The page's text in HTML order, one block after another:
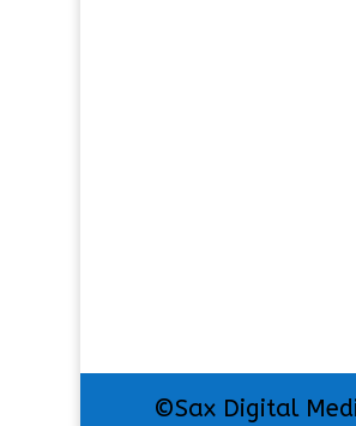
©Sax Digital